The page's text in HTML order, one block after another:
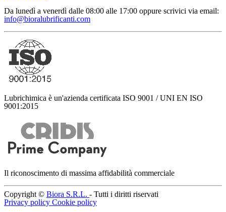
Da lunedì a venerdì dalle 08:00 alle 17:00 oppure scrivici via email:
info@bioralubrificanti.com
Lubrichimica è un'azienda certificata ISO 9001 / UNI EN ISO
9001:2015
Il riconoscimento di massima affidabilità commerciale
Copyright © Biora S.R.L. - Tutti i diritti riservati
Privacy policy Cookie policy